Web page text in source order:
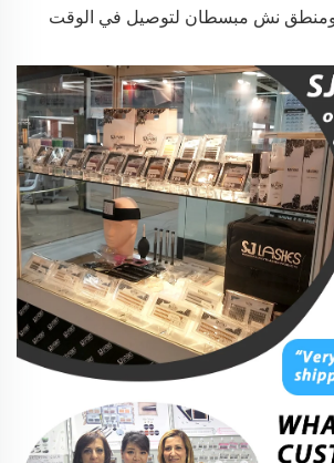
ومنطق نش مبسطان لتوصيل في الوقت